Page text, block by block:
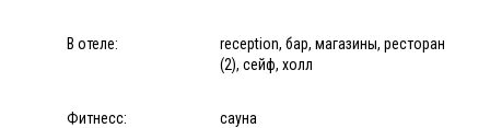
В отеле:
reception, бар, магазины, ресторан
(2), сейф, холл
Фитнесс: сауна